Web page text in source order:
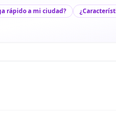
rápido a mi ciudad?